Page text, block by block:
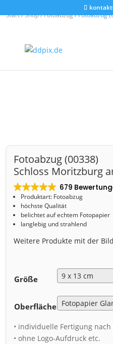
Start/Shop/Fotoabzug/ Fotoabzug
Fotoabzug (00338)
Schloss Moritzburg
679
Produktart: Fotoabzug
höchste Qualität
belichtet auf echtem Fotopapier
langlebig und strahlend
Weitere Produkte mit der
Größe
Oberfläche
• individuelle Fertigung
• ohne Logo-Aufdruck etc.